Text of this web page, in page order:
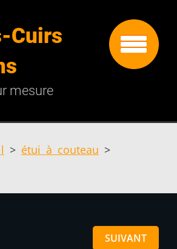
Cuirs
mesure
> étui à couteau >
SUIVANT